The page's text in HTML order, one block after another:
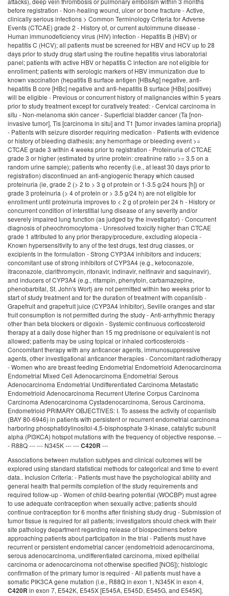
C420R ---
Associations between mutation subtypes and clinical outcomes will be
explored using standard statistical methods for categorical and time to event
data.. Inclusion Criteria: - Patients must have the psychological ability and
general health that permits completion of the study requirements and
required follow-up - Women of child-bearing potential (WOCBP) must agree
to use adequate contraception when sexually active; patients should
continue contraception for 6 months after finishing study drug - Submission of
tumor tissue is required for all patients; investigators should check with their
site pathology department regarding release of biospecimens before
approaching patients about participation in the trial - Patients must have
recurrent or persistent endometrial cancer (endometrioid adenocarcinoma,
serous adenocarcinoma, undifferentiated carcinoma, mixed epithelial
carcinoma or adenocarcinoma not otherwise specified [NOS]); histologic
confirmation of the primary tumor is required - All patients must have a
somatic PIK3CA gene mutation (i.e., R88Q in exon 1, N345K in exon 4,
C420R in exon 7, E542K, E545X [E545A, E545D, E545G, and E545K], Q546X [Q546E, Q546K, Q546L, and Q546R] in exon 9, and M1043I, H1047X [H1047L, H1047R, and H1047Y], or G1049R in exon 20) in a representative primary or metastatic tumor sample confirmed by the Roche COBAS PIK3CA Mutation Test at Q^2 Solutions - All patients must have measurable disease as defined by Response Evaluation Criteria in Solid Tumors (RECIST) 1.1; measurable disease is defined as at least one lesion that can be accurately measured in at least one dimension (longest diameter to be recorded); each lesion must be >= 10 mm when measured by computed tomography (CT), magnetic resonance imaging (MRI) or caliper measurement by clinical exam; or >= 20 mm when measured by chest x-ray; lymph nodes must be >= 15 mm in short axis when measured by CT or MRI - Patients must have at least one "target lesion" to be used to assess response on this protocol as defined by RECIST 1.1; tumors within a previously irradiated field will be designated as 'non-target" lesions unless progression is documented or a biopsy is obtained to confirm persistence at least 90 days following completion of radiation therapy - Patients must have recovered from effects of recent surgery, radiotherapy, or chemotherapy; at least 4 weeks must have elapsed since the patient underwent any major surgery (e.g., major: laparotomy, laparoscopy); there is no delay required for minor procedures (e.g., tumor fine-needle aspiration [FNA] or core biopsy, venous access device placement) - Patients may have received prior radiation therapy for treatment of endometrial cancer; prior radiation therapy may have included pelvic radiation therapy, extended field pelvic/para-aortic radiation therapy, intravaginal brachytherapy and/or palliative radiation therapy; all radiation therapy must be completed at least 4 weeks prior to registration - Patients may have received prior hormonal therapy for treatment of endometrial carcinoma; all hormonal therapy must be discontinued at least 4 weeks prior to registration - Patients may have received prior therapy (including chemotherapy, biologic/targeted therapy and immunotherapy) for treatment of endometrial cancer; all therapy must be discontinued at least 4 weeks prior to registration; any investigational agent must be discontinued at least 30 days prior to registration - Patients must have had at least one prior chemotherapeutic regimen for management of endometrial carcinoma; initial treatment may include chemotherapy, chemotherapy and radiation therapy, or consolidation/maintenance therapy; chemotherapy administered in conjunction with primary radiation as a radio-sensitizer WILL be counted as a systemic chemotherapy regimen - Patients are allowed to receive, but not required to receive, up to a total of 3 lines of chemotherapy - Appropriate stage for study entry based on the following diagnostic workup: - History/physical examination within 28 days prior to registration - Imaging of target lesion(s) within 28 days prior to registration - Completion of pre-study protocol specific assessments as required - Performance status (Eastern Cooperative Oncology Group [ECOG]/Karnofsky) of 0, 1 or 2 within 28 days prior to registration - Absolute neutrophil count (ANC) >= 1,500/mcl - Platelets >= 75,000/mcl - Hemoglobin (Hgb) >= 8 g/dL - Creatinine =< 1.5 x upper limit of normal (ULN) - Bilirubin =< 1.5 x ULN (=< 3 x ULN for patients with Gilbert syndrome) - Alanine aminotransferase (ALT) and aspartate aminotransferase (AST) =< 3 x ULN - Left ventricular ejection fraction (LVEF) >= 50% - Fasting cholesterol less than or equal to 300 mg/dl; fasting triglycerides less than or equal to 300 mg/dl - Prothrombin time (PT) such that international normalized ratio (INR) is less than or equal to 1.5 x ULN (or an in range INR, usually between 2 and 3, if a patient is on a stable dose of therapeutic warfarin) and a partial thromboplastin time (PTT) less than or equal to 1.5 times the upper limit of normal - The patient must provide study-specific informed consent prior to study entry and, for patients treated in the United States (U.S.), authorization permitting release of personal health information - Diabetic patients (type I or II diabetes mellitus) must have baseline hemoglobin (Hb)A1c levels NOT higher than 8.5% at study entry - Patients with hypertension on medical management must have systolic blood pressure < 150 mmHG or diastolic pressure < 90 mmHG at study entry - Note: ULN is institutional or laboratory upper limit of normal - Women of child-bearing potential (WOCBP) must have a negative serum pregnancy test within 28 days of registration; the patient and her sexual partner(s) must agree to use adequate contraception when sexually active for the duration of the study and for 6 months after finishing study drug; a woman is considered of childbearing potential following menarche and until becoming post-menopausal unless permanently sterile; permanent sterilization methods include hysterectomy, bilateral salpingectomy and bilateral oophorectomy; a postmenopausal state is defined as no menses for 12 months without an alternative medical cause; a high follicle stimulating hormone (FSH) level in the postmenopausal range maybe used to confirm a post-menopausal state in women not using hormonal contraception or hormonal replacement therapy Exclusion Criteria: - Patients who have had prior therapy with any phosphatidylinositol 3 kinase (PI3K)/v-akt murine thymoma viral oncogene homolog 1 (AKT)/mammalian target of rapamycin (mTor) pathway inhibitor - Patients who have the following histologies: mucinous, squamous, sarcomas, carcinosarcomas, clear cell - Congestive heart failure > New York Heart Association (NYHA) class II - Myocardial infarction or unstable angina less than 6 months before registration - Arterial or venous thrombotic or embolic events such as cerebrovascular accident (including transient ischemic attacks), deep vein thrombosis or pulmonary embolism within 3 months before registration - Non-healing wound, ulcer or bone fracture - Active, clinically serious infections > Common Terminology Criteria for Adverse Events (CTCAE) grade 2 - History of, or current autoimmune disease - Human immunodeficiency virus (HIV) infection - Hepatitis B (HBV) or hepatitis C (HCV); all patients must be screened for HBV and HCV up to 28 days prior to study drug start using the routine hepatitis virus laboratorial panel; patients with active HBV or hepatitis C infection are not eligible for enrollment; patients with serologic markers of HBV immunization due to known vaccination (hepatitis B surface antigen [HBsAg] negative, anti-hepatitis B core [HBc] negative and anti-hepatitis B surface [HBs] positive) will be eligible - Previous or concurrent history of malignancies within 5 years prior to study treatment except for curatively treated: - Cervical carcinoma in situ - Non-melanoma skin cancer - Superficial bladder cancer (Ta [non-invasive tumor], Tis [carcinoma in situ] and T1 [tumor invades lamina propria]) - Patients with seizure disorder requiring medication - Patients with evidence or history of bleeding diathesis; any hemorrhage or bleeding event >= CTCAE grade 3 within 4 weeks prior to registration - Proteinuria of CTCAE grade 3 or higher (estimated by urine protein: creatinine ratio >= 3.5 on a random urine sample); patients who recently (i.e., at least 30 days prior to registration) discontinued an anti-angiogenic therapy which caused proteinuria (ie, grade 2 (> 2 to > 3 g of protein or 1-3.5 g/24 hours [h]) or grade 3 proteinuria (> 4 of protein or > 3.5 g/24 h) are not eligible for enrollment until proteinuria improves to < 2 g of protein per 24 h - History or concurrent condition of interstitial lung disease of any severity and/or severely impaired lung function (as judged by the investigator) - Concurrent diagnosis of pheochromocytoma - Unresolved toxicity higher than CTCAE grade 1 attributed to any prior therapy/procedure, excluding alopecia - Known hypersensitivity to any of the test drugs, test drug classes, or excipients in the formulation - Strong CYP3A4 inhibitors and inducers; concomitant use of strong inhibitors of CYP3A4 (e.g., ketoconazole, itraconazole, clarithromycin, ritonavir, indinavir, nelfinavir and saquinavir), and inducers of CYP3A4 (e.g., rifampin, phenytoin, carbamazepine, phen